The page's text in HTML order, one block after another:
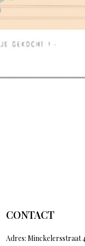
CONTACT
Adres: Minckelersstraat